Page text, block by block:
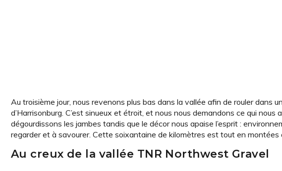
Au troisième jour, nous revenons plus bas dans la vallée afin de rouler dans
d’Harrisonburg. C’est sinueux et étroit, et nous nous demandons ce qui
dégourdissons les jambes tandis que le décor nous apaise l’esprit :
regarder et à savourer. Cette soixantaine de kilomètres est tout en montées
Au creux de la vallée TNR Northwest Gravel